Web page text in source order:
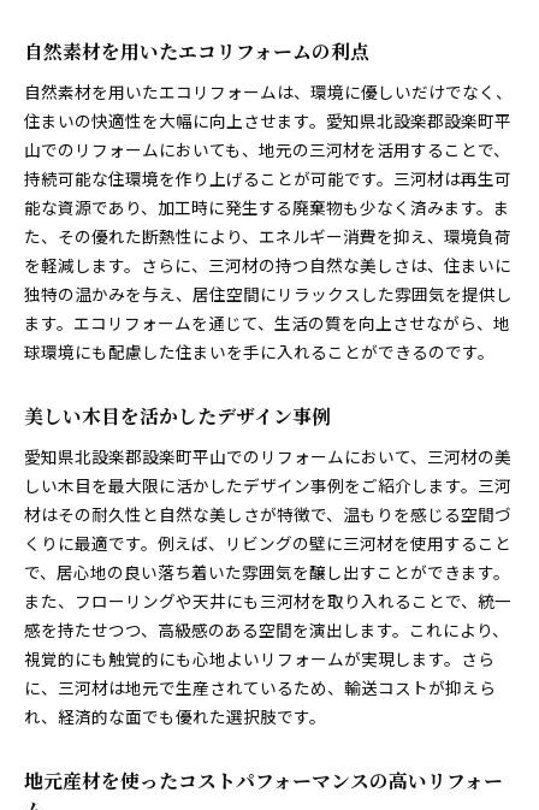
自然素材を用いたエコリフォームの利点
自然素材を用いたエコリフォームは、環境に優しいだけでなく、
住まいの快適性を大幅に向上させます。愛知県北設楽郡設楽町平
山でのリフォームにおいても、地元の三河材を活用することで、
持続可能な住環境を作り上げることが可能です。三河材は再生可
能な資源であり、加工時に発生する廃棄物も少なく済みます。ま
た、その優れた断熱性により、エネルギー消費を抑え、環境負荷
を軽減します。さらに、三河材の持つ自然な美しさは、住まいに
独特の温かみを与え、居住空間にリラックスした雰囲気を提供し
ます。エコリフォームを通じて、生活の質を向上させながら、地
球環境にも配慮した住まいを手に入れることができるのです。
美しい木目を活かしたデザイン事例
愛知県北設楽郡設楽町平山でのリフォームにおいて、三河材の美
しい木目を最大限に活かしたデザイン事例をご紹介します。三河
材はその耐久性と自然な美しさが特徴で、温もりを感じる空間づ
くりに最適です。例えば、リビングの壁に三河材を使用すること
で、居心地の良い落ち着いた雰囲気を醸し出すことができます。
また、フローリングや天井にも三河材を取り入れることで、統一
感を持たせつつ、高級感のある空間を演出します。これにより、
視覚的にも触覚的にも心地よいリフォームが実現します。さら
に、三河材は地元で生産されているため、輸送コストが抑えら
れ、経済的な面でも優れた選択肢です。
地元産材を使ったコストパフォーマンスの高いリフォー